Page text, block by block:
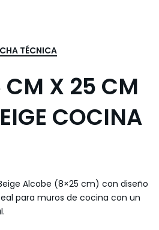
TÉCNICA
CM X 25 CM
COCINA
Alcobe (8×25 cm) con diseño
para muros de cocina con un